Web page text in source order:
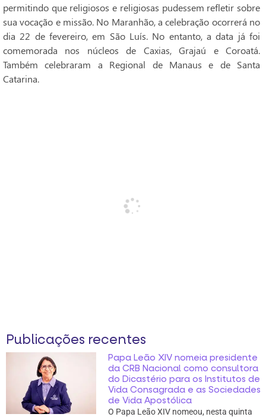
permitindo que religiosos e religiosas pudessem refletir sobre
sua vocação e missão. No Maranhão, a celebração ocorrerá no
dia 22 de fevereiro, em São Luís. No entanto, a data já foi
comemorada nos núcleos de Caxias, Grajaú e Coroatá.
Também celebraram a Regional de Manaus e de Santa
Catarina.
Publicações recentes
Papa Leão XIV nomeia presidente
da CRB Nacional como consultora
do Dicastério para os Institutos de
Vida Consagrada e as Sociedades
de Vida Apostólica
O Papa Leão XIV nomeou, nesta quinta